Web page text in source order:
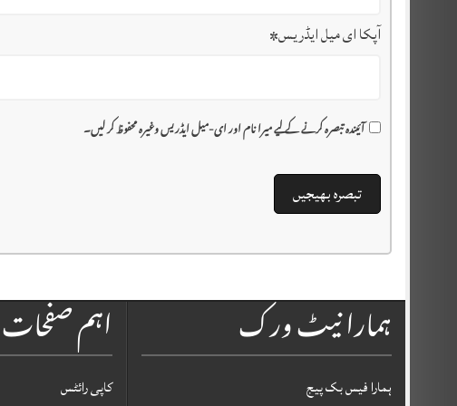
آپکا ای میل ایڈریس*
آئیندہ تبصرہ کرنے کے لیے میرا نام اور ای-میل ایڈریس وغیرہ محفوظ کر لیں۔
اہم صفحات
کاپی رائٹس
ہمارا نیٹ ورک
ہمارا فیس بک پیج